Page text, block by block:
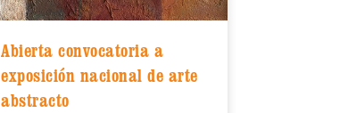
Abierta convocatoria a
exposición nacional de arte
abstracto